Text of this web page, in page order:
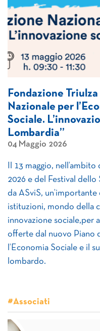
Fondazione Triulza
Nazionale per
Sociale.
Lombardia”
04 Maggio 2026
Il 13 maggio,
2026 e del Festival
da ASviS,
istituzioni, mondo della
innovazione
offerte dal nuovo Piano
l’Economia Sociale e il
lombardo.
#Associati